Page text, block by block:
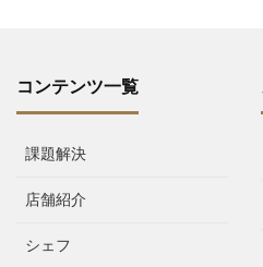
コンテンツ一覧
課題解決
店舗紹介
シェフ